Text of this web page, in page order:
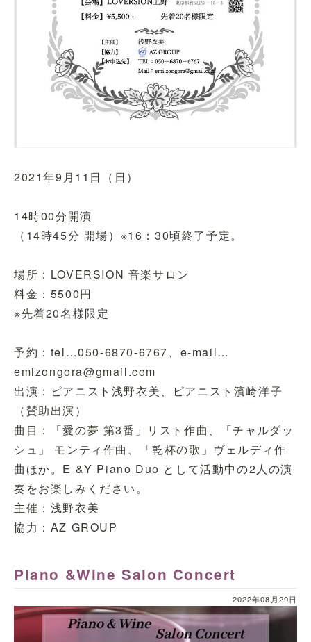
2021年9月11日（日）
14時00分開演
（14時45分 開場）※16：30頃終了予定。
場所：LOVERSION 音楽サロン
料金：5500円
※先着20名様限定
予約：tel…050-6870-6767、e-mail…
emizongora@gmail.com
出演：ピアニスト浅野衣美、ピアニスト濱崎洋子
（賛助出演）
曲目：「愛の夢 第3番」リスト作曲、「チャルダッ
シュ」 モンティ作曲、「乾杯の歌」ヴェルディ作
曲ほか。E &Y Piano Duo として活動中の2人の演
奏をお楽しみください。
主催：浅野衣美
協力：AZ GROUP
Piano &Wine Salon Concert
2022年08月29日